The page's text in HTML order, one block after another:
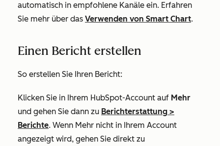
automatisch in empfohlene Kanäle ein. Erfahren
Sie mehr über das Verwenden von Smart Chart.
Einen Bericht erstellen
So erstellen Sie Ihren Bericht:
Klicken Sie in Ihrem HubSpot-Account auf Mehr
und gehen Sie dann zu Berichterstattung >
Berichte. Wenn Mehr nicht in Ihrem Account
angezeigt wird, gehen Sie direkt zu